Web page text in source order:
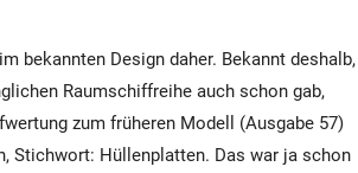
bekannten Design daher. Bekannt deshalb,
Raumschiffreihe auch schon gab,
zum früheren Modell (Ausgabe 57)
Stichwort: Hüllenplatten. Das war ja schon